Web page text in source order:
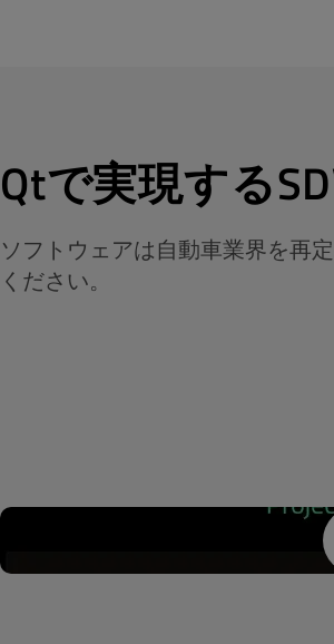
Qtで実現する
ソフトウェアは自動車業界を再
ください。